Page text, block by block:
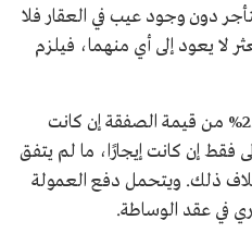
دون وجود عيب في العقار فلا
لا يعود إلى أي منهما، فيلزم
وحدد النظام عمولة الوساطة بـ2.5% من قيمة الصفقة إن كانت
فقط إن كانت إيجارًا، ما لم يتفق
ذلك. ويتحمل دفع العمولة
في عقد الوساطة.